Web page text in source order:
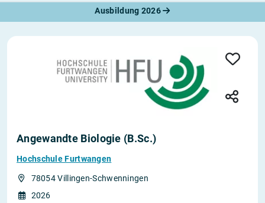
Ausbildung 2026
Angewandte Biologie (B.Sc.)
Hochschule Furtwangen
78054 Villingen-Schwenningen
2026